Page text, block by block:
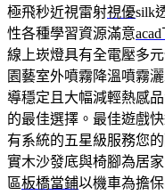
極飛秒近視雷射視優silk
性各種學習資源滿意
線上崁燈具有全電壓多
園藝室外噴霧降溫噴霧
導穩定且大幅減輕熱感
的最佳選擇。最佳遊戲
有系統的五星級服務您
實木沙發底與椅腳為居
區板橋當鋪以機車為擔